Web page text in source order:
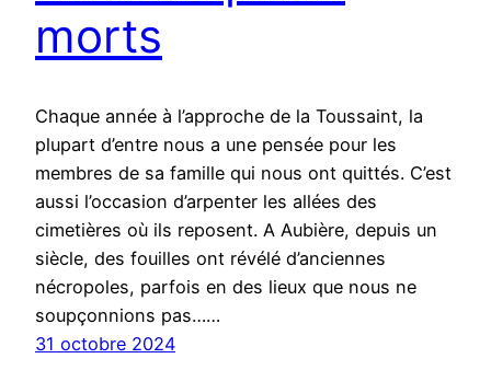
morts
Chaque année à l’approche de la Toussaint, la
plupart d’entre nous a une pensée pour les
membres de sa famille qui nous ont quittés. C’est
aussi l’occasion d’arpenter les allées des
cimetières où ils reposent. A Aubière, depuis un
siècle, des fouilles ont révélé d’anciennes
nécropoles, parfois en des lieux que nous ne
soupçonnions pas……
31 octobre 2024